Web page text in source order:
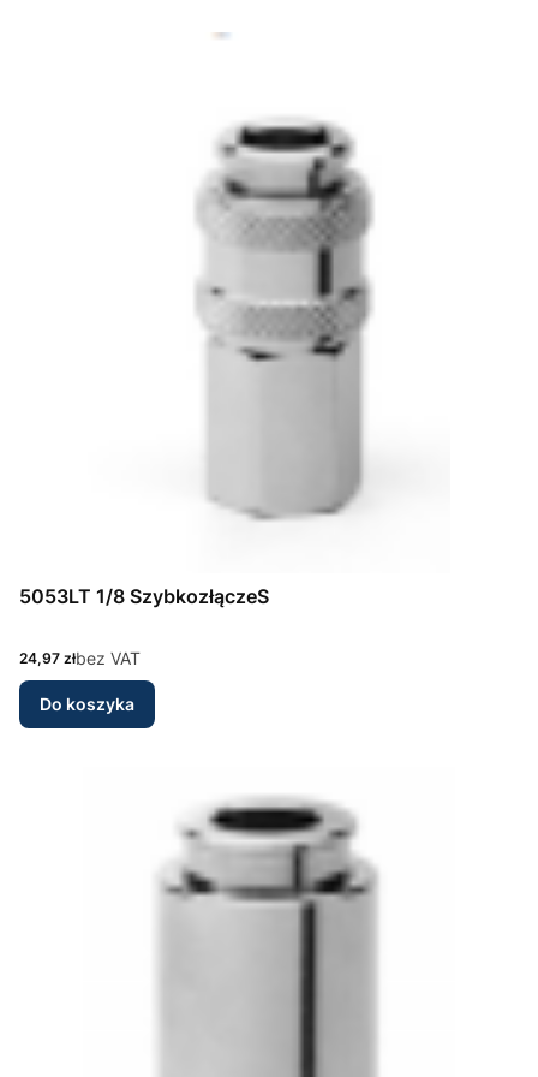
5053LT 1/8 SzybkozłączeS
Cena
24,97 złbez VAT
Do koszyka